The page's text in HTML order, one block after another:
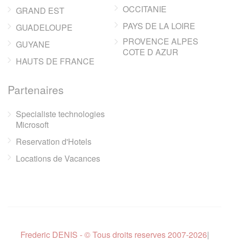
GRAND EST
GUADELOUPE
GUYANE
HAUTS DE FRANCE
OCCITANIE
PAYS DE LA LOIRE
PROVENCE ALPES
COTE D AZUR
Partenaires
Specialiste technologies
Microsoft
Reservation d'Hotels
Locations de Vacances
Frederic DENIS - © Tous droits reserves 2007-2026|